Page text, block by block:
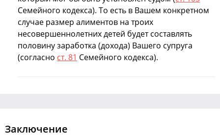
Семейного кодекса). То есть в Вашем конкретном
случае размер алиментов на троих
несовершеннолетних детей будет составлять
половину заработка (дохода) Вашего супруга
(согласно ст. 81 Семейного кодекса).
Заключение